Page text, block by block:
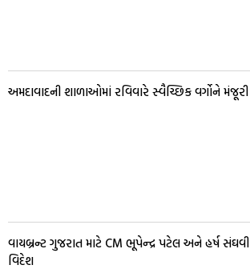
અમદાવાદની શાળાઓમાં રવિવારે સ્વૈચ્છિક વર્ગોને મંજૂરી
વાયબ્રન્ટ ગુજરાત માટે CM ભૂપેન્દ્ર પટેલ અને હર્ષ
વિદેશ